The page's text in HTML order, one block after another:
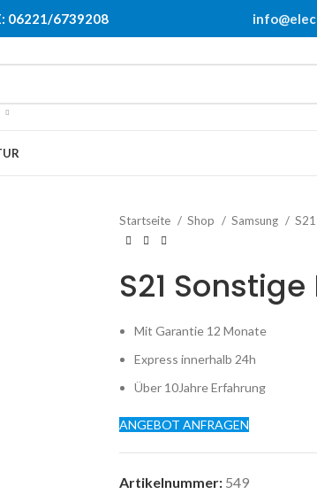
06221/6739208
Startseite Shop Samsung S21
S21
Mit Garantie 12 Monate
Express innerhalb 24h
Über 10Jahre Erfahrung
ANGEBOT ANFRAGEN
Artikelnummer: 549